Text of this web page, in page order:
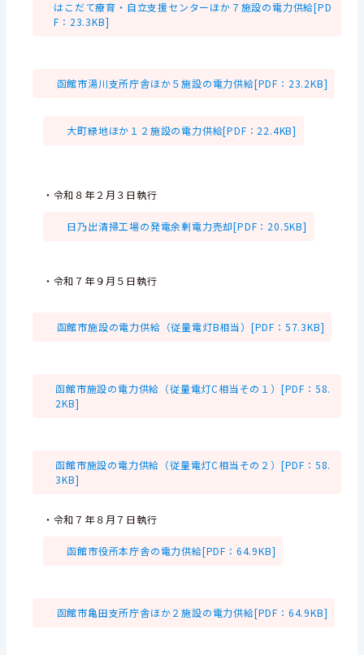
はこだて療育・自立支援センターほか７施設の電力供給[PD
F：23.3KB]
函館市湯川支所庁舎ほか５施設の電力供給[PDF：23.2KB]
大町緑地ほか１２施設の電力供給[PDF：22.4KB]
・令和８年２月３日執行
日乃出清掃工場の発電余剰電力売却[PDF：20.5KB]
・令和７年９月５日執行
函館市施設の電力供給（従量電灯B相当）[PDF：57.3KB]
函館市施設の電力供給（従量電灯C相当その１）[PDF：58.
2KB]
函館市施設の電力供給（従量電灯C相当その２）[PDF：58.
3KB]
・令和７年８月７日執行
函館市役所本庁舎の電力供給[PDF：64.9KB]
函館市亀田支所庁舎ほか２施設の電力供給[PDF：64.9KB]